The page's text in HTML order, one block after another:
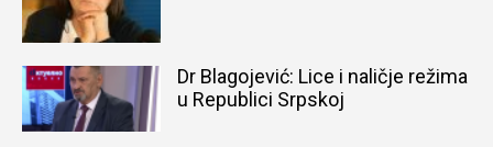
Dr Blagojević: Lice i naličje režima
u Republici Srpskoj